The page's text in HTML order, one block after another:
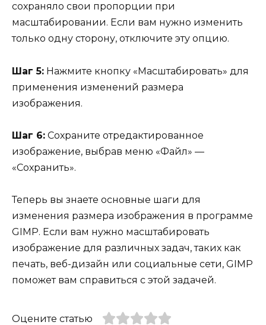
сохраняло свои пропорции при
масштабировании. Если вам нужно изменить
только одну сторону, отключите эту опцию.
Шаг 5: Нажмите кнопку «Масштабировать» для
применения изменений размера
изображения.
Шаг 6: Сохраните отредактированное
изображение, выбрав меню «Файл» —
«Сохранить».
Теперь вы знаете основные шаги для
изменения размера изображения в программе
GIMP. Если вам нужно масштабировать
изображение для различных задач, таких как
печать, веб-дизайн или социальные сети, GIMP
поможет вам справиться с этой задачей.
Оцените статью